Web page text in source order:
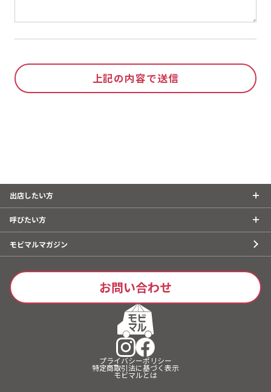
上記の内容で送信
出店したい方
呼びたい方
モビマルマガジン
お問い合わせ
プライバシーポリシー
特定商取引法に基づく表示
モビマルとは